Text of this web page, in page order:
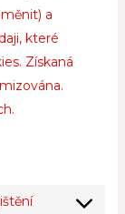
a
které
Získaná